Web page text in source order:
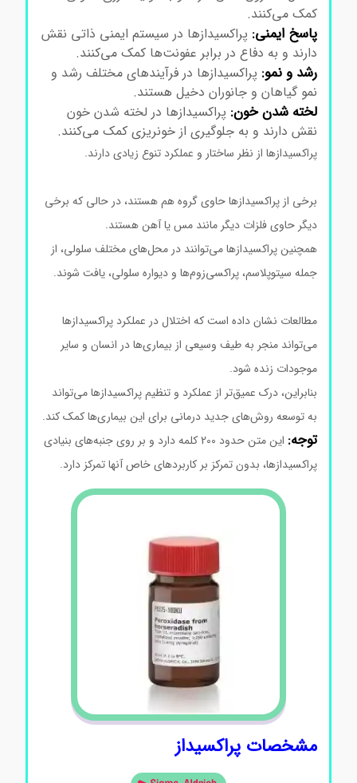
کمک می‌کنند.
پاسخ ایمنی:پراکسیدازها در سیستم ایمنی ذاتی نقش
دارند و به دفاع در برابر عفونت‌ها کمک می‌کنند.
رشد و نمو:پراکسیدازها در فرآیندهای مختلف رشد و
نمو گیاهان و جانوران دخیل هستند.
لخته شدن خون:پراکسیدازها در لخته شدن خون
نقش دارند و به جلوگیری از خونریزی کمک می‌کنند.
پراکسیدازها از نظر ساختار و عملکرد تنوع زیادی دارند.خرید
برخی از پراکسیدازها حاوی گروه هم هستند، در حالی که برخی
دیگر حاوی فلزات دیگر مانند مس یا آهن هستند.
همچنین پراکسیدازها می‌توانند در محل‌های مختلف سلولی، از
جمله سیتوپلاسم، پراکسی‌زوم‌ها و دیواره سلولی، یافت شوند.
مطالعات نشان داده است که اختلال در عملکرد پراکسیدازها
می‌تواند منجر به طیف وسیعی از بیماری‌ها در انسان و سایر
موجودات زنده شود.خرید آنزیم پراکسیداز
بنابراین، درک عمیق‌تر از عملکرد و تنظیم پراکسیدازها می‌تواند
به توسعه روش‌های جدید درمانی برای این بیماری‌ها کمک کند.
توجه:
این متن حدود 200 کلمه دارد و بر روی جنبه‌های بنیادی
پراکسیدازها، بدون تمرکز بر کاربردهای خاص آنها تمرکز دارد.
مشخصات پراکسیداز